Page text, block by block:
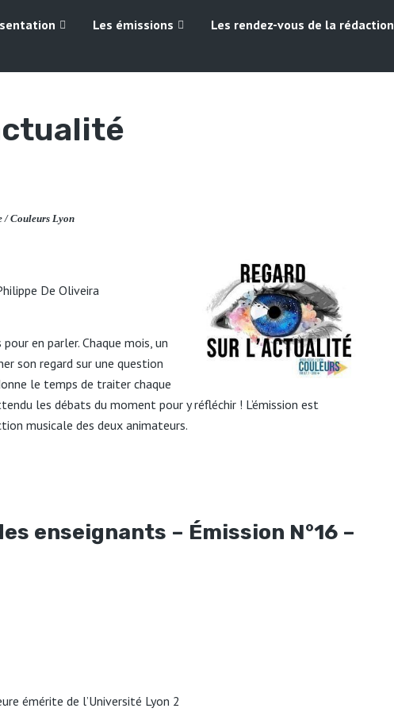
Les émissions Les rendez-vous de la rédaction
/ Couleurs Lyon
De Oliveira
en parler. Chaque mois, un
son regard sur une question
le temps de traiter chaque
les débats du moment pour y réfléchir ! L’émission est
musicale des deux animateurs.
enseignants – Émission N°16 –
émérite de l’Université Lyon 2